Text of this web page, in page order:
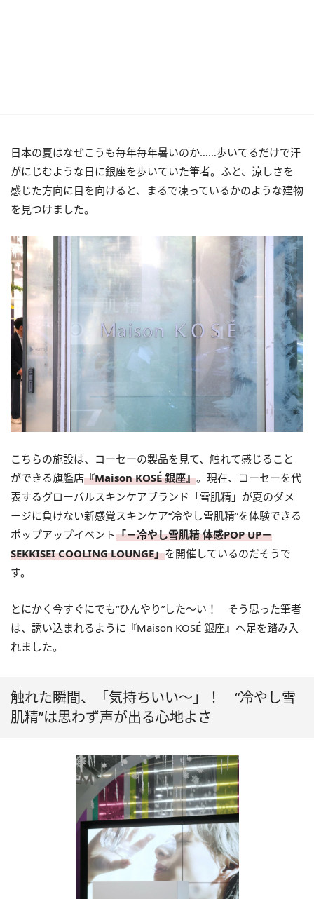
日本の夏はなぜこうも毎年毎年暑いのか……歩いてるだけで汗
がにじむような日に銀座を歩いていた筆者。ふと、涼しさを
感じた方向に目を向けると、まるで凍っているかのような建物
を見つけました。
こちらの施設は、コーセーの製品を見て、触れて感じること
ができる旗艦店『Maison KOSÉ 銀座』。現在、コーセーを代
表するグローバルスキンケアブランド「雪肌精」が夏のダメ
ージに負けない新感覚スキンケア“冷やし雪肌精”を体験できる
ポップアップイベント「－冷やし雪肌精 体感POP UP－
SEKKISEI COOLING LOUNGE」を開催しているのだそうで
す。
とにかく今すぐにでも“ひんやり”した～い！ そう思った筆者
は、誘い込まれるように『Maison KOSÉ 銀座』へ足を踏み入
れました。
触れた瞬間、「気持ちいい～」！ “冷やし雪
肌精”は思わず声が出る心地よさ